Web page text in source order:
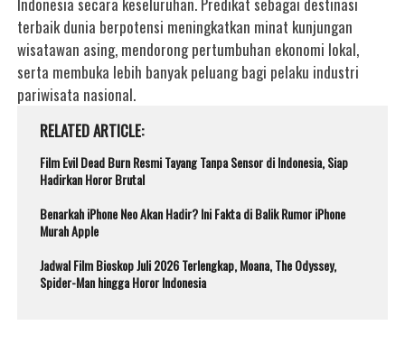
terbaik dunia berpotensi meningkatkan minat kunjungan
wisatawan asing, mendorong pertumbuhan ekonomi lokal,
serta membuka lebih banyak peluang bagi pelaku industri
pariwisata nasional.
RELATED ARTICLE
Film Evil Dead Burn Resmi Tayang Tanpa Sensor di Indonesia, Siap
Hadirkan Horor Brutal
Benarkah iPhone Neo Akan Hadir? Ini Fakta di Balik Rumor iPhone
Murah Apple
Jadwal Film Bioskop Juli 2026 Terlengkap, Moana, The Odyssey,
Spider-Man hingga Horor Indonesia